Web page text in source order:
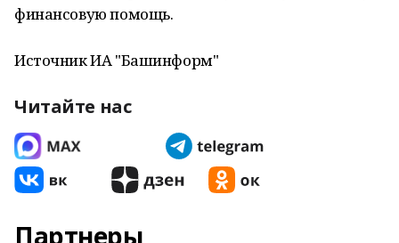
финансовую помощь.
Источник ИА "Башинформ"
Читайте нас
Партнеры